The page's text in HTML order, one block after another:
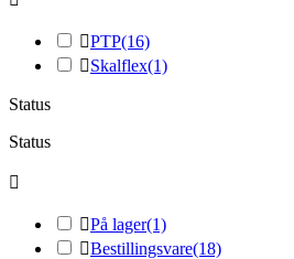
PTP(16)
Skalflex(1)
Status
Status

På lager(1)
Bestillingsvare(18)